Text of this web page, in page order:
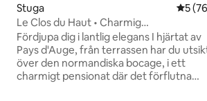
Stuga 5 av
5
Le Clos du Haut • Charmig
boutiqueboende
Fördjupa dig i lantlig elegans I hjärtat av
Pays d'Auge, från terrassen har du
över den normandiska bocage, i ett
charmigt pensionat där det förflutna